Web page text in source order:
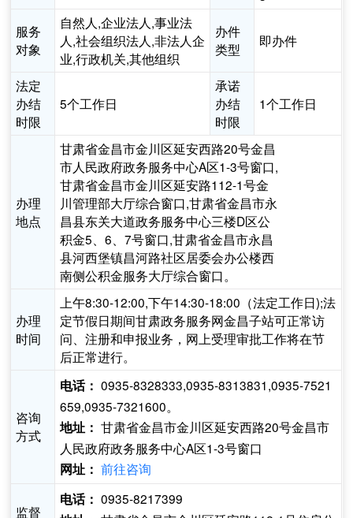
服务
对象
自然人,企业法人,事业法
人,社会组织法人,非法人企
业,行政机关,其他组织
办件
类型
即办件
法定
办结
时限
5个工作日
承诺
办结
时限
1个工作日
办理
地点
甘肃省金昌市金川区延安西路20号金昌
市人民政府政务服务中心A区1-3号窗口,
甘肃省金昌市金川区延安路112-1号金
川管理部大厅综合窗口,甘肃省金昌市永
昌县东关大道政务服务中心三楼D区公
积金5、6、7号窗口,甘肃省金昌市永昌
县河西堡镇昌河路社区居委会办公楼西
南侧公积金服务大厅综合窗口。
办理
时间
上午8:30-12:00,下午14:30-18:00（法定工作日);法
定节假日期间甘肃政务服务网金昌子站可正常访
问、注册和申报业务，网上受理审批工作将在节
后正常进行。
咨询
方式
电话： 0935-8328333,0935-8313831,0935-7521
659,0935-7321600。
地址： 甘肃省金昌市金川区延安西路20号金昌市
人民政府政务服务中心A区1-3号窗口
网址： 前往咨询
监督
电话： 0935-8217399